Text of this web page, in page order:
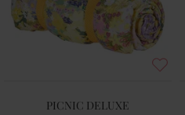
PICNIC DELUXE